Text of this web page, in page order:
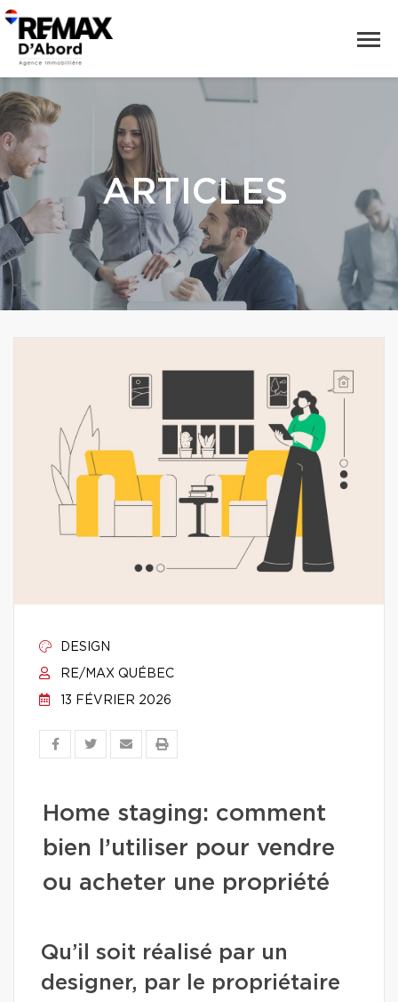
ARTICLES
DESIGN
RE/MAX QUÉBEC
13 FÉVRIER 2026
Home staging: comment
bien l’utiliser pour vendre
ou acheter une propriété
Qu’il soit réalisé par un
designer, par le propriétaire